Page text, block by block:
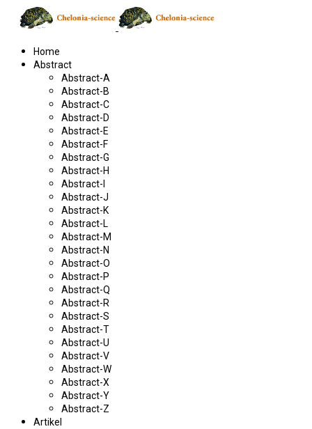
Home
Abstract
Abstract-A
Abstract-B
Abstract-C
Abstract-D
Abstract-E
Abstract-F
Abstract-G
Abstract-H
Abstract-I
Abstract-J
Abstract-K
Abstract-L
Abstract-M
Abstract-N
Abstract-O
Abstract-P
Abstract-Q
Abstract-R
Abstract-S
Abstract-T
Abstract-U
Abstract-V
Abstract-W
Abstract-X
Abstract-Y
Abstract-Z
Artikel